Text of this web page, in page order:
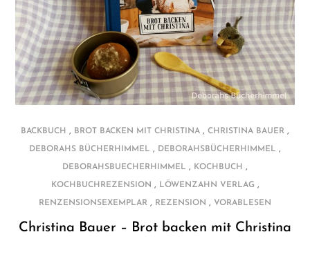
BACKBUCH , BROT BACKEN MIT CHRISTINA , CHRISTINA BAUER ,
DEBORAHS BÜCHERHIMMEL , DEBORAHSBÜCHERHIMMEL ,
DEBORAHSBUECHERHIMMEL , KOCHBUCH ,
KOCHBUCHREZENSION , LÖWENZAHN VERLAG ,
RENZENSIONSEXEMPLAR , REZENSION , VORABLESEN
Christina Bauer – Brot backen mit Christina